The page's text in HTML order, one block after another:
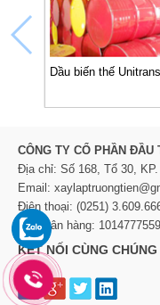
Dầu biến thế
CÔNG TY CỔ PHẦN
Địa chỉ: Số 168, Tổ 30,
Email:
Điện thoại: (0251)
TK Ngân hàng:
KẾT NỐI CÙNG CHÚNG